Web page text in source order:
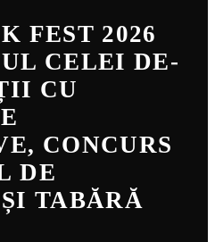
FEST 2026
CELEI DE-
CU
CONCURS
DE
TABĂRĂ